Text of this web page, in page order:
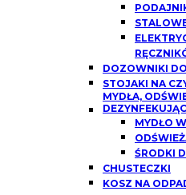
DOZOWNIKI
STOJAKI NA
MYDŁA,
MYDŁO
ŚRODKI
CHUSTECZKI
KOSZ NA